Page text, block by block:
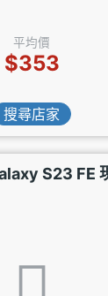
平均價
$353
搜尋店家
S23 FE